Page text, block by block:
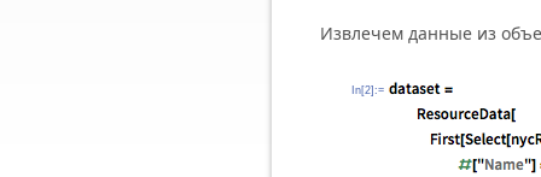
Извлечем данные из
In[2]:=